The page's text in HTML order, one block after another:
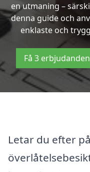
en utmaning –
denna guide och
enklaste och
Få 3
Letar du efter